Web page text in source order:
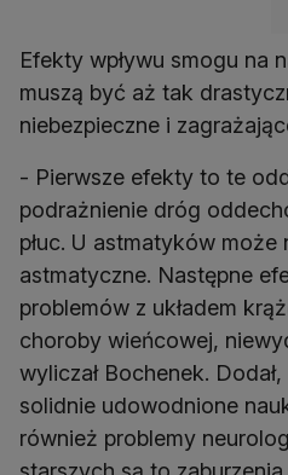
Efekty wpływu smogu na
muszą być aż tak
niebezpieczne i
- Pierwsze efekty to te
podrażnienie dróg
płuc. U astmatyków może
astmatyczne. Następne
problemów z układem
choroby wieńcowej,
wyliczał Bochenek.
solidnie udowodnione
również problemy